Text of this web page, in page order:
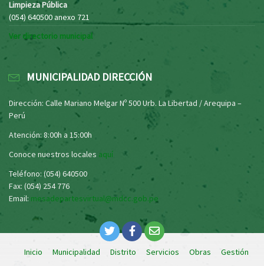
Limpieza Pública
(054) 640500 anexo 721
Ver directorio municipal
MUNICIPALIDAD DIRECCIÓN
Dirección: Calle Mariano Melgar Nº 500 Urb. La Libertad / Arequipa –
Perú
Atención: 8:00h a 15:00h
Conoce nuestros locales aquí
Teléfono: (054) 640500
Fax: (054) 254 776
Email: mesadepartesvirtual@mdcc.gob.pe
Inicio Municipalidad Distrito Servicios Obras Gestión